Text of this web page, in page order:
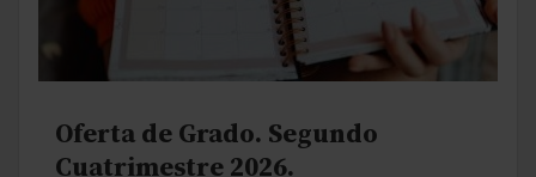
Oferta de Grado. Segundo
Cuatrimestre 2026.